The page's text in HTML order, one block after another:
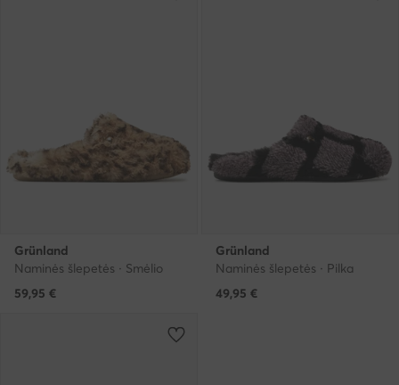
Grünland
Naminės šlepetės · Smėlio
59,95 €
Grünland
Naminės šlepetės · Pilka
49,95 €